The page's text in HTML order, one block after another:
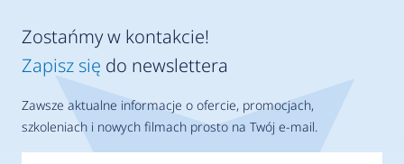
Zostańmy w kontakcie!
Zapisz się do newslettera
Zawsze aktualne informacje o ofercie, promocjach,
szkoleniach i nowych filmach prosto na Twój e-mail.